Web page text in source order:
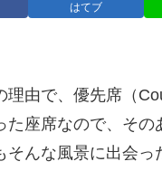
はてブ
由で、優先席（
座席なので、その
んな風景に出会っ